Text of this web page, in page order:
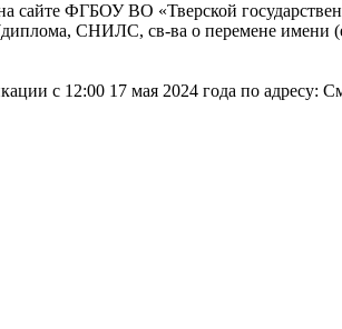
сайте ФГБОУ ВО «Тверской
СНИЛС, св-ва о перемене имени
с 12:00 17 мая 2024 года по адресу: